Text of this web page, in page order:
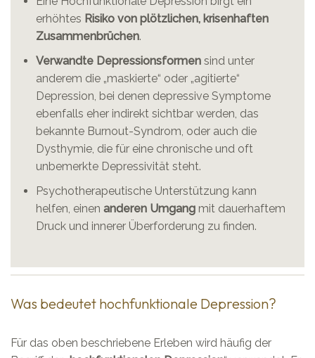
erhöhtes Risiko von plötzlichen, krisenhaften
Zusammenbrüchen.
Verwandte Depressionsformen sind unter
anderem die „maskierte“ oder „agitierte“
Depression, bei denen depressive Symptome
ebenfalls eher indirekt sichtbar werden, das
bekannte Burnout-Syndrom, oder auch die
Dysthymie, die für eine chronische und oft
unbemerkte Depressivität steht.
Psychotherapeutische Unterstützung kann
helfen, einen anderen Umgang mit dauerhaftem
Druck und innerer Überforderung zu finden.
Was bedeutet hochfunktionale Depression?
Für das oben beschriebene Erleben wird häufig der